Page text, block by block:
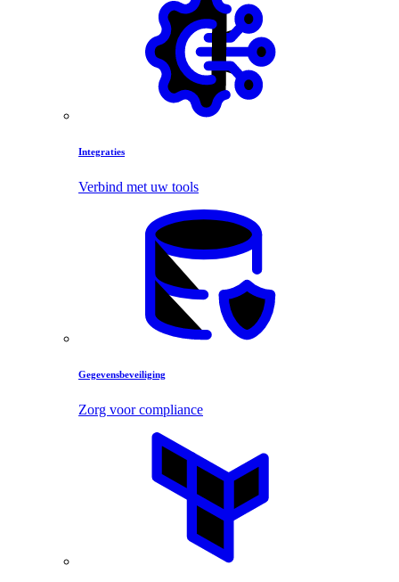
Integraties
Verbind met uw tools
Gegevensbeveiliging
Zorg voor compliance